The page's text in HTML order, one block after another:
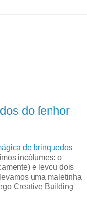
do ſenhor
de brinquedos
incólumes: o
e levou dois
uma maletinha
Creative Building